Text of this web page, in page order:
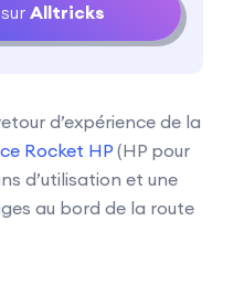
Alltricks
d’expérience de la
Rocket HP (HP pour
d’utilisation et une
au bord de la route